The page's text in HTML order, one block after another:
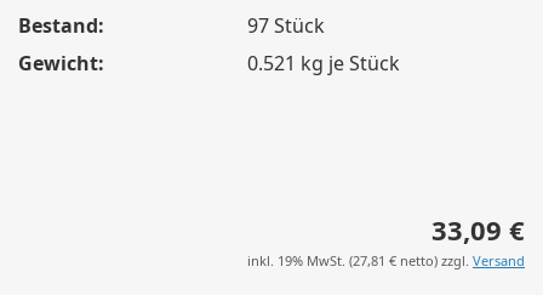
Bestand: 97Stück
Gewicht:
0.521 kg je Stück
33,09 €
inkl. 19% MwSt. (27,81 € netto) zzgl. Versand